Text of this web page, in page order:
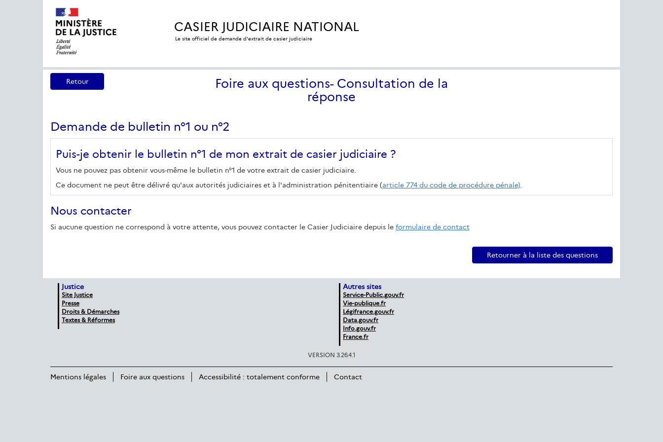
CASIER JUDICIAIRE NATIONAL
Le site officiel de demande d'extrait de casier judiciaire
Retour
Foire aux questions- Consultation de la
réponse
Demande de bulletin n°1 ou n°2
Puis-je obtenir le bulletin n°1 de mon extrait de casier judiciaire ?
Vous ne pouvez pas obtenir vous-même le bulletin n°1 de votre extrait de casier judiciaire.
Ce document ne peut être délivré qu'aux autorités judiciaires et à l'administration pénitentiaire (article 774 du code de procédure pénale).
Nous contacter
Si aucune question ne correspond à votre attente, vous pouvez contacter le Casier Judiciaire depuis le formulaire de contact
Retourner à la liste des questions
Justice
Site Justice
Presse
Droits & Démarches
Textes & Réformes
Autres sites
Service-Public.gouv.fr
Vie-publique.fr
Légifrance.gouv.fr
Data.gouv.fr
Info.gouv.fr
France.fr
VERSION 3.26.4.1
Mentions légales Foire aux questions Accessibilité : totalement conforme Contact